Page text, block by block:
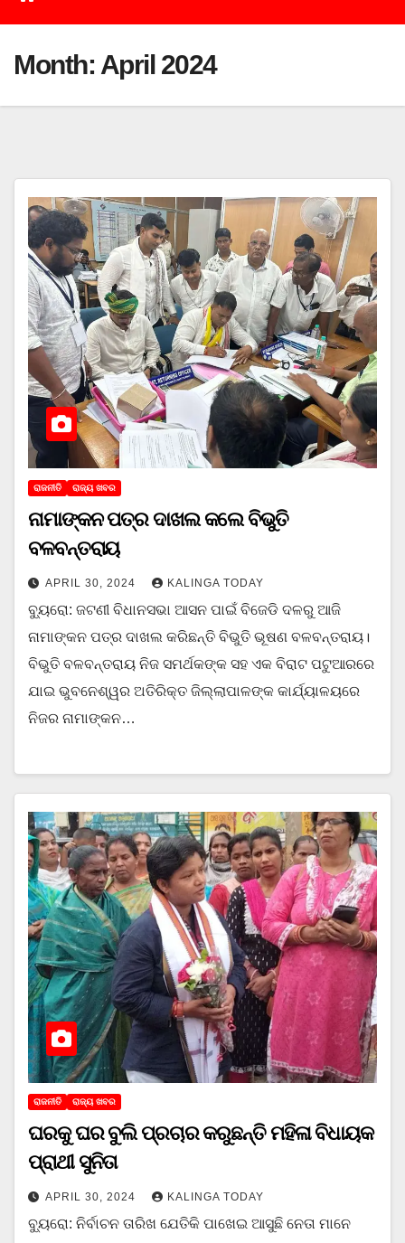
Month: April 2024
ରାଜନୀତି ରାଜ୍ୟ ଖବର
ନାମାଙ୍କନ ପତ୍ର ଦାଖଲ କଲେ ବିଭୁତି
ବଳବନ୍ତରାୟ
APRIL 30, 2024 KALINGA TODAY
ବ୍ୟୁରୋ: ଜଟଣୀ ବିଧାନସଭା ଆସନ ପାଇଁ ବିଜେଡି ଦଳରୁ ଆଜି
ନାମାଙ୍କନ ପତ୍ର ଦାଖଲ କରିଛନ୍ତି ବିଭୁତି ଭୂଷଣ ବଳବନ୍ତରାୟ।
ବିଭୁତି ବଳବନ୍ତରାୟ ନିଜ ସମର୍ଥକଙ୍କ ସହ ଏକ ବିରାଟ ପଟୁଆରରେ
ଯାଇ ଭୁବନେଶ୍ୱର ଅତିରିକ୍ତ ଜିଲ୍ଲାପାଳଙ୍କ କାର୍ଯ୍ୟାଳୟରେ
ନିଜର ନାମାଙ୍କନ…
ରାଜନୀତି ରାଜ୍ୟ ଖବର
ଘରକୁ ଘର ବୁଲି ପ୍ରଚାର କରୁଛନ୍ତି ମହିଳା ବିଧାୟକ
ପ୍ରାଥୀ ସୁନିତା
APRIL 30, 2024 KALINGA TODAY
ବ୍ୟୁରୋ: ନିର୍ବାଚନ ତାରିଖ ଯେତିକି ପାଖେଇ ଆସୁଛି ନେତା ମାନେ